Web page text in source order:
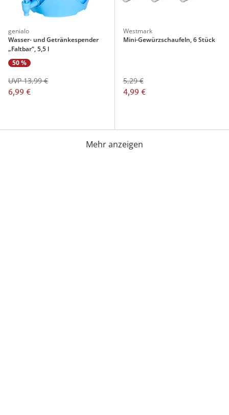
genialo
Wasser- und Getränkespender
„Faltbar“, 5,5 l
50 %
6,99 €
UVP 13,99 €
Westmark
Mini-Gewürzschaufeln, 6 Stück
5,29 €
4,99 €
Mehr anzeigen